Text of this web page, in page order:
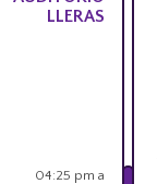
LLERAS
04:25 pm a